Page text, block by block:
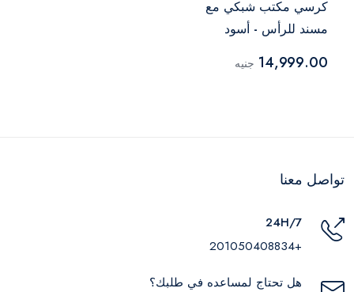
كرسي مكتب شبكي مع
مسند للرأس - أسود
14,999.00 جنيه
تواصل معنا
24H/7
+201050408834
هل تحتاج لمساعده في طلبك؟